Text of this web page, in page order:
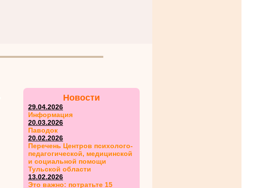
Новости
29.04.2026
Информация
20.03.2026
Паводок
20.02.2026
Перечень Центров психолого-
педагогической, медицинской
и социальной помощи
Тульской области
13.02.2026
Это важно: потратьте 15